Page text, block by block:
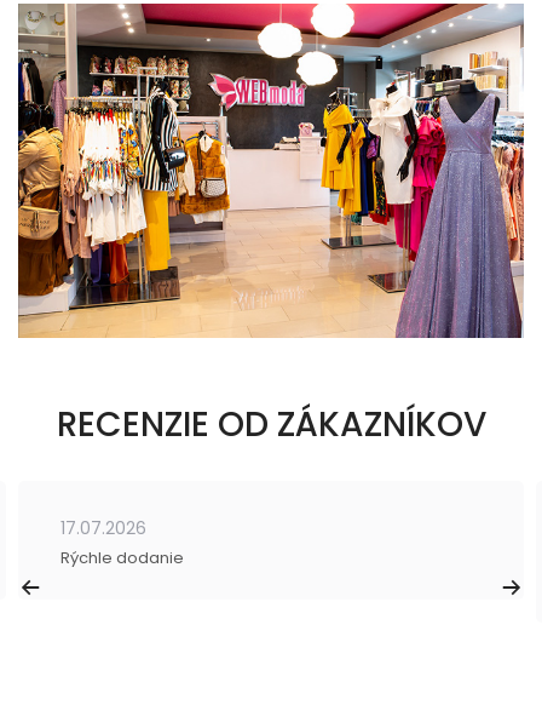
RECENZIE OD ZÁKAZNÍKOV
17.07.2026
Rýchle dodanie